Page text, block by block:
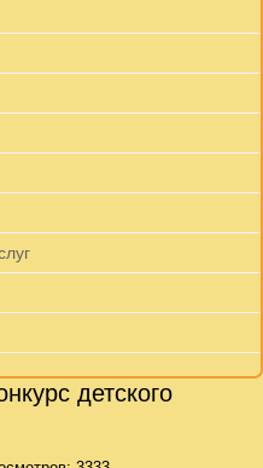
детского